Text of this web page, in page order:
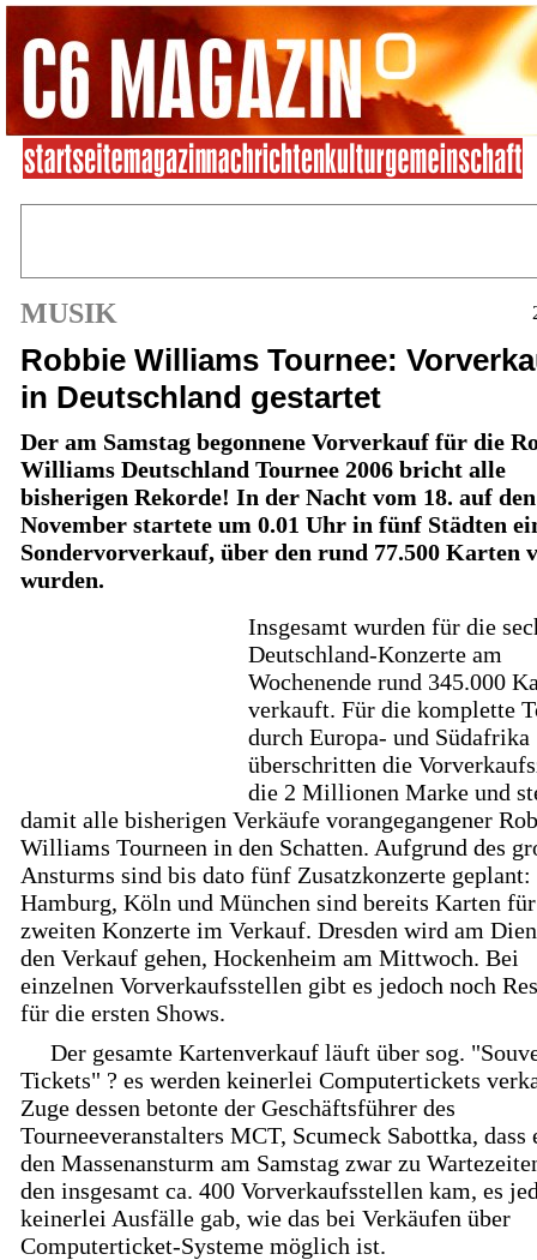
MUSIK
Robbie Williams Tournee:
in Deutschland gestartet
Der am Samstag begonnene Vorverkauf für die
Williams Deutschland Tournee 2006 bricht alle
bisherigen Rekorde! In der Nacht vom 18. auf
November startete um 0.01 Uhr in fünf Städten
Sondervorverkauf, über den rund 77.500 Karten
wurden.
Insgesamt wurden für die
Deutschland-Konzerte am
Wochenende rund 345.000
verkauft. Für die komplette
durch Europa- und Südafrika
überschritten die
die 2 Millionen Marke und
damit alle bisherigen Verkäufe vorangegangener
Williams Tourneen in den Schatten. Aufgrund des
Ansturms sind bis dato fünf Zusatzkonzerte geplant:
Hamburg, Köln und München sind bereits Karten
zweiten Konzerte im Verkauf. Dresden wird am
den Verkauf gehen, Hockenheim am Mittwoch. Bei
einzelnen Vorverkaufsstellen gibt es jedoch noch
für die ersten Shows.
Der gesamte Kartenverkauf läuft über sog.
Tickets" ? es werden keinerlei Computertickets
Zuge dessen betonte der Geschäftsführer des
Tourneeveranstalters MCT, Scumeck Sabottka, dass
den Massenansturm am Samstag zwar zu
den insgesamt ca. 400 Vorverkaufsstellen kam, es
keinerlei Ausfälle gab, wie das bei Verkäufen über
Computerticket-Systeme möglich ist.